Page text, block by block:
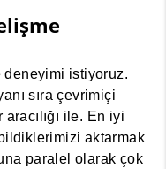
deneyimi istiyoruz.
sıra çevrimiçi
ile. En iyi
aktarmak
paralel olarak çok